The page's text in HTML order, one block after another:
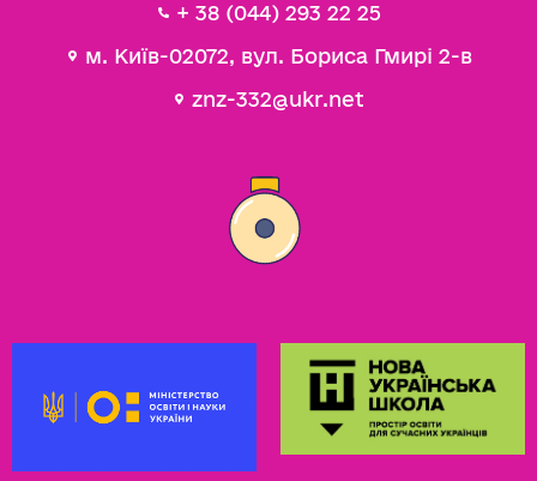
+ 38 (044) 293 22 25
м. Київ-02072, вул. Бориса Гмирі 2-в
znz-332@ukr.net